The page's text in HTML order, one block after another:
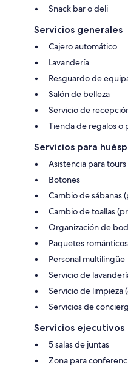
Snack bar o deli
Servicios generales
Cajero automático
Lavandería
Resguardo de
Salón de belleza
Servicio de
Tienda de regalos o
Servicios para
Asistencia para
Botones
Cambio de sábanas
Cambio de toallas
Organización de
Paquetes
Personal multilingüe
Servicio de
Servicio de limpieza
Servicios de
Servicios ejecutivos
5 salas de juntas
Zona para